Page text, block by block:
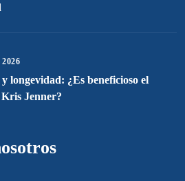
2026
longevidad: ¿Es beneficioso el
Jenner?